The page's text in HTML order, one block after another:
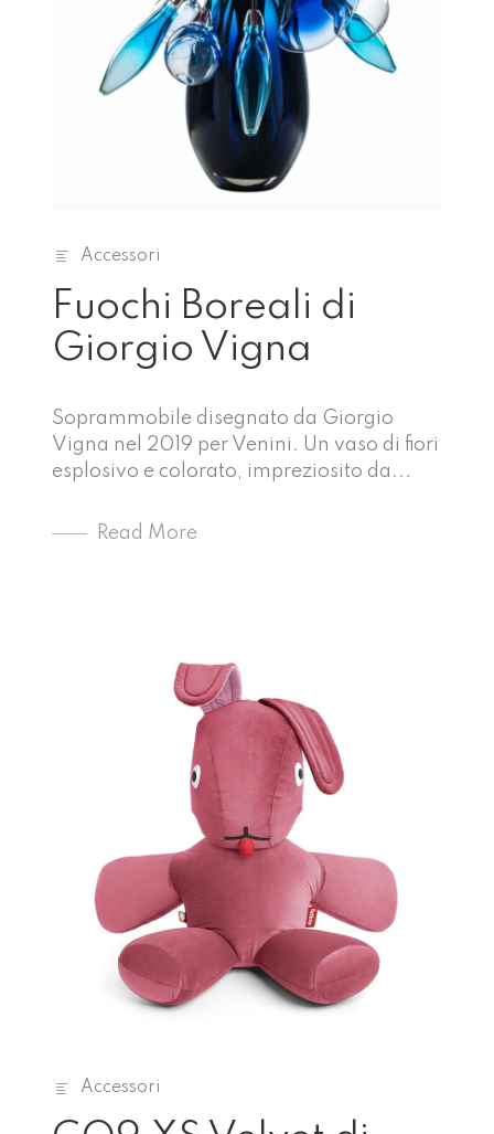
Accessori
Fuochi Boreali di
Giorgio Vigna
Soprammobile disegnato da Giorgio
Vigna nel 2019 per Venini. Un vaso di fiori
esplosivo e colorato, impreziosito da...
Read More
Accessori